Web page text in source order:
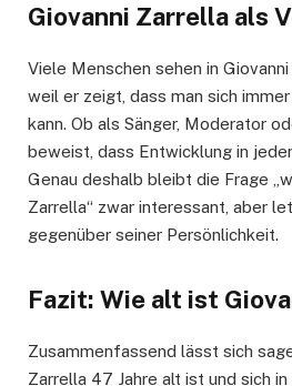
Giovanni Zarrella als
Viele Menschen sehen in Giovanni
weil er zeigt, dass man sich
kann. Ob als Sänger, Moderator
beweist, dass Entwicklung in
Genau deshalb bleibt die Frage
Zarrella“ zwar interessant, aber
gegenüber seiner Persönlichkeit.
Fazit: Wie alt ist
Zusammenfassend lässt sich
Zarrella 47 Jahre alt ist und sich